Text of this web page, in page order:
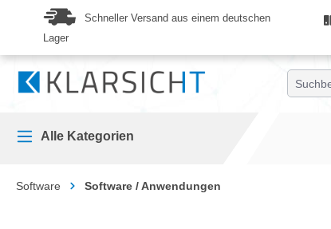
Zur Hauptnavigation springen
Schneller Versand aus einem deutschen
Lager
Alle Kategorien
Software Software / Anwendungen